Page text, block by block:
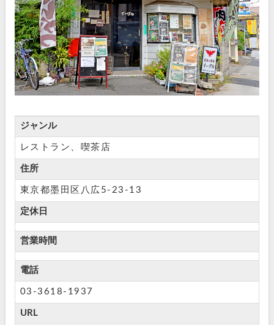
ジャンル
レストラン、喫茶店
住所
東京都墨田区八広5-23-13
定休日
営業時間
電話
03-3618-1937
URL